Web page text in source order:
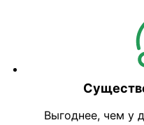
Выгоднее, чем у